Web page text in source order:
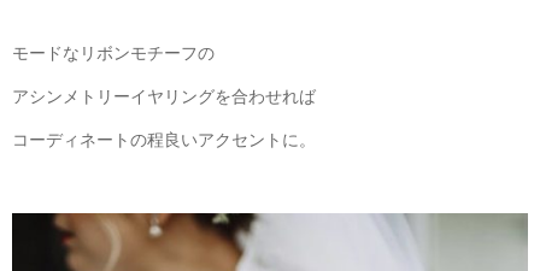
モードなリボンモチーフの
アシンメトリーイヤリングを合わせれば
コーディネートの程良いアクセントに。